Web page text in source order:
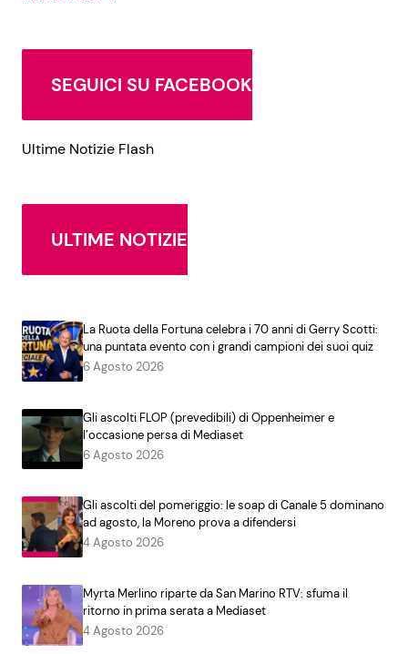
SEGUICI SU FACEBOOK
Ultime Notizie Flash
ULTIME NOTIZIE
La Ruota della Fortuna celebra i 70 anni di Gerry Scotti:
una puntata evento con i grandi campioni dei suoi quiz
6 Agosto 2026
Gli ascolti FLOP (prevedibili) di Oppenheimer e
l’occasione persa di Mediaset
6 Agosto 2026
Gli ascolti del pomeriggio: le soap di Canale 5 dominano
ad agosto, la Moreno prova a difendersi
4 Agosto 2026
Myrta Merlino riparte da San Marino RTV: sfuma il
ritorno in prima serata a Mediaset
4 Agosto 2026